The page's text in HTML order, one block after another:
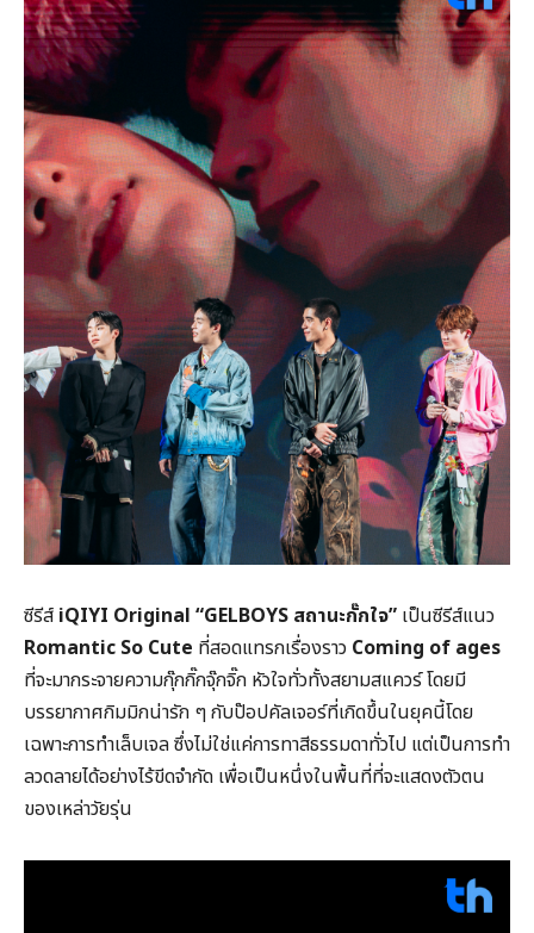
ซีรีส์ iQIYI Original “GELBOYS สถานะกั๊กใจ” เป็นซีรีส์แนว
Romantic So Cute ที่สอดแทรกเรื่องราว Coming of ages
ที่จะมากระจายความกุ๊กกิ๊กจุ๊กจิ๊ก หัวใจทั่วทั้งสยามสแควร์ โดยมี
บรรยากาศกิมมิกน่ารัก ๆ กับป๊อปคัลเจอร์ที่เกิดขึ้นในยุคนี้โดย
เฉพาะการทำเล็บเจล ซึ่งไม่ใช่แค่การทาสีธรรมดาทั่วไป แต่เป็นการทำ
ลวดลายได้อย่างไร้ขีดจำกัด เพื่อเป็นหนึ่งในพื้นที่ที่จะแสดงตัวตน
ของเหล่าวัยรุ่น